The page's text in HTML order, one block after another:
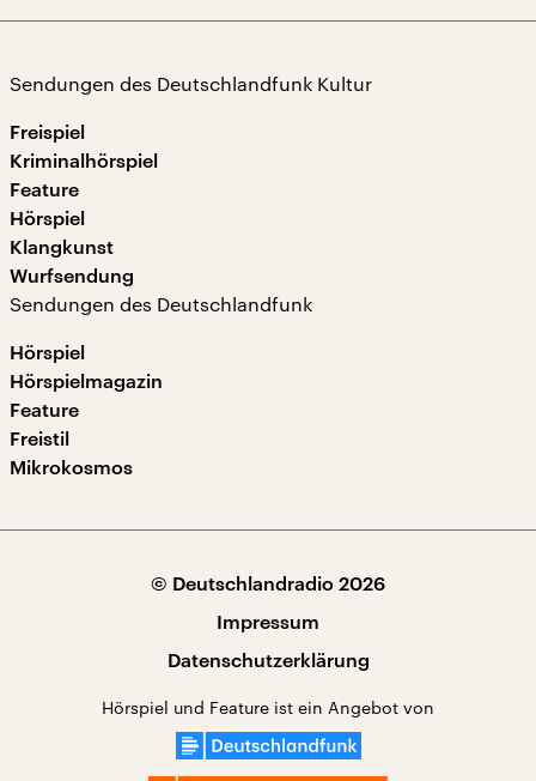
Sendungen des Deutschlandfunk Kultur
Freispiel
Kriminalhörspiel
Feature
Hörspiel
Klangkunst
Wurfsendung
Sendungen des Deutschlandfunk
Hörspiel
Hörspielmagazin
Feature
Freistil
Mikrokosmos
© Deutschlandradio 2026
Impressum
Datenschutzerklärung
Hörspiel und Feature ist ein Angebot von